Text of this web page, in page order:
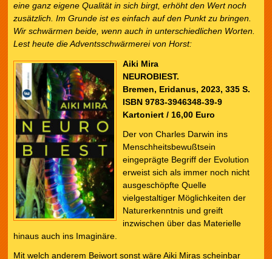
eine ganz eigene Qualität in sich birgt, erhöht den Wert noch
zusätzlich. Im Grunde ist es einfach auf den Punkt zu bringen.
Wir schwärmen beide, wenn auch in unterschiedlichen Worten.
Lest heute die Adventsschwärmerei von Horst:
Aiki Mira
NEUROBIEST.
Bremen, Eridanus, 2023, 335 S.
ISBN 9783-3946348-39-9
Kartoniert / 16,00 Euro
Der von Charles Darwin ins
Menschheitsbewußtsein
eingeprägte Begriff der Evolution
erweist sich als immer noch nicht
ausgeschöpfte Quelle
vielgestaltiger Möglichkeiten der
Naturerkenntnis und greift
inzwischen über das Materielle
hinaus auch ins Imaginäre.
Mit welch anderem Beiwort sonst wäre Aiki Miras scheinbar